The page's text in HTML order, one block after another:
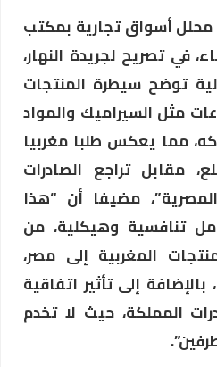
أسواق تجارية بمكتب
في تصريح لجريدة النهار،
توضح سيطرة المنتجات
مثل السيراميك والمواد
مما يعكس طلبا مغربيا
مقابل تراجع الصادرات
مضيفا أن “هذا
تنافسية وهيكلية، من
المغربية إلى مصر،
إلى تأثير اتفاقية
المملكة، حيث لا تخدم